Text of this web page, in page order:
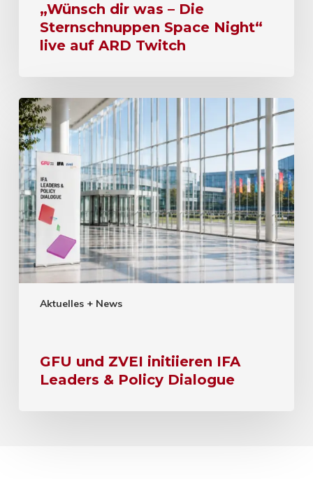
„Wünsch dir was – Die
Sternschnuppen Space Night“
live auf ARD Twitch
Aktuelles + News
GFU und ZVEI initiieren IFA
Leaders & Policy Dialogue